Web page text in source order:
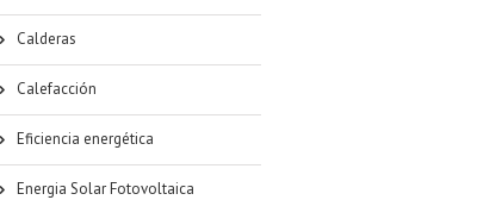
Calderas
Calefacción
Eficiencia energética
Energia Solar Fotovoltaica